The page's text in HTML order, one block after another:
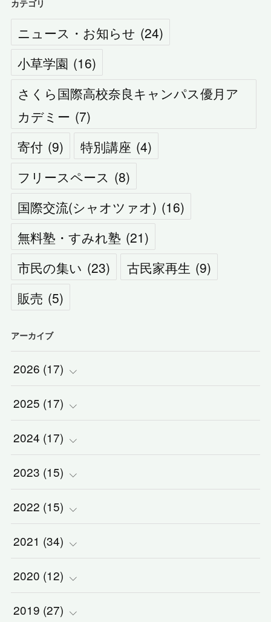
カテゴリ
ニュース・お知らせ (24)
小草学園 (16)
さくら国際高校奈良キャンパス優月ア
カデミー (7)
寄付 (9) 特別講座 (4)
フリースペース (8)
国際交流(シャオツァオ) (16)
無料塾・すみれ塾 (21)
市民の集い (23) 古民家再生 (9)
販売 (5)
アーカイブ
2026 (17)
(2)
(1)
(1)
(3)
(3)
(5)
(2)
2025 (17)
(2)
(1)
(1)
(2)
(3)
(5)
2024 (17)
(2)
(5)
(1)
(5)
(2)
2023 (15)
(3)
(1)
(1)
(2)
2022 (15)
(2)
(2)
(1)
2021 (34)
(2)
(1)
2020 (12)
(1)
2019 (27)